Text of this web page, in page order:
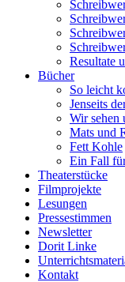
Resultate
Bücher
So leicht
Jenseits
Wir sehen
Mats und
Fett Kohle
Ein Fall
Theaterstücke
Filmprojekte
Lesungen
Pressestimmen
Newsletter
Dorit Linke
Kontakt